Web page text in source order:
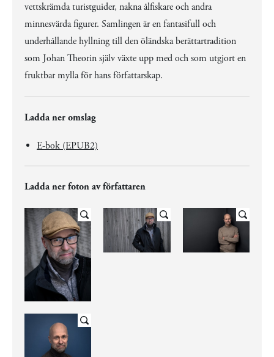
vettskrämda turistguider, nakna ålfiskare och andra
minnesvärda figurer. Samlingen är en fantasifull och
underhållande hyllning till den öländska berättartradition
som Johan Theorin själv växte upp med och som utgjort en
fruktbar mylla för hans författarskap.
Ladda ner omslag
E-bok (EPUB2)
Ladda ner foton av författaren